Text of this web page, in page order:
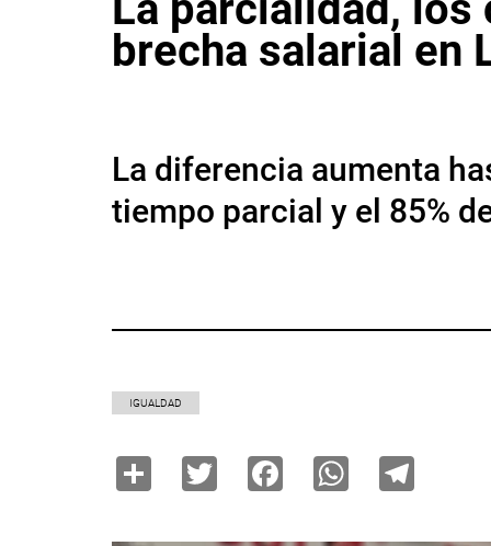
brecha salarial en
La diferencia aumenta
tiempo parcial y el 85%
IGUALDAD
Share TwitterFacebook